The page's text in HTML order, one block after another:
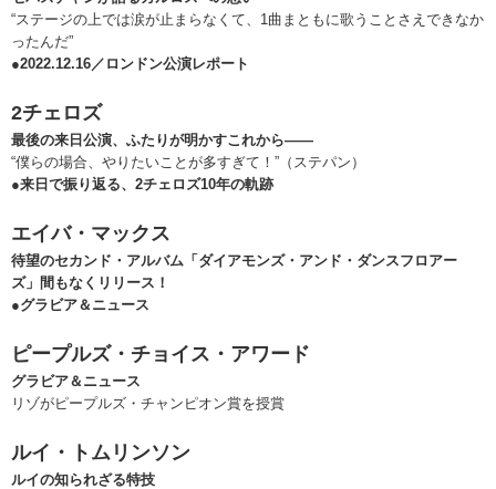
“ステージの上では涙が止まらなくて、1曲まともに歌うことさえできなか
ったんだ”
●2022.12.16／ロンドン公演レポート
2チェロズ
最後の来日公演、ふたりが明かすこれから――
“僕らの場合、やりたいことが多すぎて！”（ステパン）
●来日で振り返る、2チェロズ10年の軌跡
エイバ・マックス
待望のセカンド・アルバム「ダイアモンズ・アンド・ダンスフロアー
ズ」間もなくリリース！
●グラビア＆ニュース
ピープルズ・チョイス・アワード
グラビア＆ニュース
リゾがピープルズ・チャンピオン賞を授賞
ルイ・トムリンソン
ルイの知られざる特技